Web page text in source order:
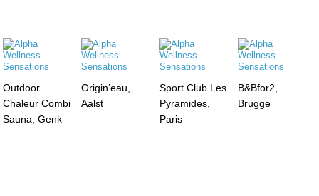
Outdoor
Chaleur Combi
Sauna, Genk
Origin’eau,
Aalst
Sport Club Les
Pyramides,
Paris
B&Bfor2,
Brugge